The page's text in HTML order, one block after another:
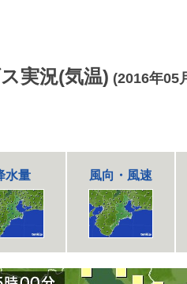
実況(気温) (2016年05
水量 風向・風速